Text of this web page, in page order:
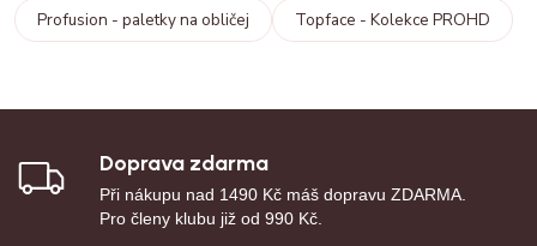
Profusion - paletky na obličej
Topface - Kolekce PROHD
Doprava zdarma
Při nákupu nad 1490 Kč máš dopravu ZDARMA.
Pro členy klubu již od 990 Kč.